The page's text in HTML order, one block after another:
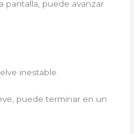
pantalla, puede avanzar
inestable
puede terminar en un